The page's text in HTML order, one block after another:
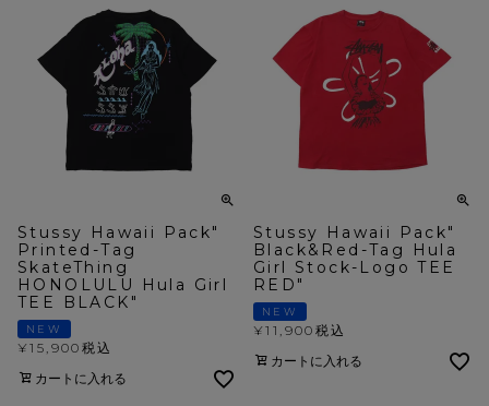
Stussy Hawaii Pack"
Printed-Tag
SkateThing
HONOLULU Hula Girl
TEE BLACK"
NEW
¥15,900 税込
カートに入れる
Stussy Hawaii Pack"
Black&Red-Tag Hula
Girl Stock-Logo TEE
RED"
NEW
¥11,900 税込
カートに入れる